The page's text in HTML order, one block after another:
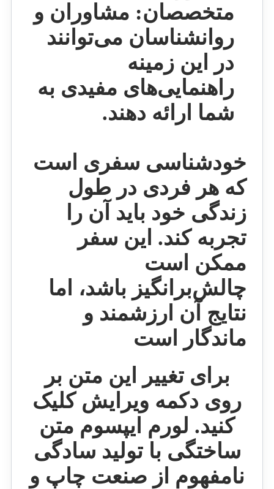
متخصصان: مشاوران و
روانشناسان می‌توانند
در این زمینه
راهنمایی‌های مفیدی به
شما ارائه دهند.
خودشناسی سفری است
که هر فردی در طول
زندگی خود باید آن را
تجربه کند. این سفر
ممکن است
چالش‌برانگیز باشد، اما
نتایج آن ارزشمند و
ماندگار است
برای تغییر این متن بر
روی دکمه ویرایش کلیک
کنید. لورم ایپسوم متن
ساختگی با تولید سادگی
نامفهوم از صنعت چاپ و